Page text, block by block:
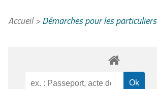
Accueil>Démarches pour les particuliers